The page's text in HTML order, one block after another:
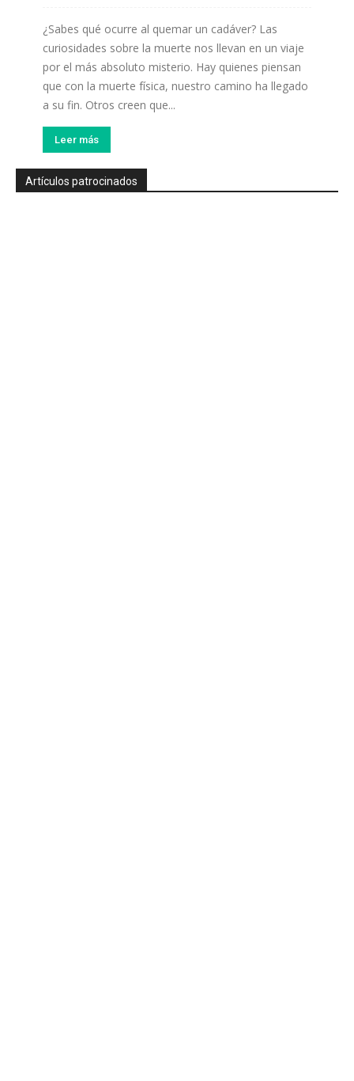
¿Sabes qué ocurre al quemar un cadáver? Las
curiosidades sobre la muerte nos llevan en un viaje
por el más absoluto misterio. Hay quienes piensan
que con la muerte física, nuestro camino ha llegado
a su fin. Otros creen que...
Leer más
Artículos patrocinados